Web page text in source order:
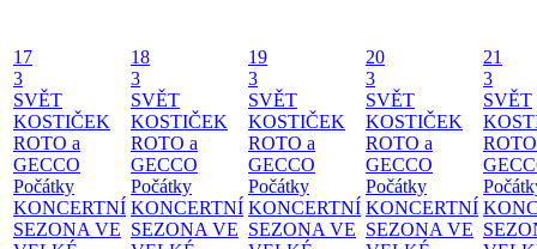
17
3
SVĚT
KOSTIČEK
ROTO a
GECCO
Počátky
KONCERTNÍ
SEZONA VE
18
3
SVĚT
KOSTIČEK
ROTO a
GECCO
Počátky
KONCERTNÍ
SEZONA VE
19
3
SVĚT
KOSTIČEK
ROTO a
GECCO
Počátky
KONCERTNÍ
SEZONA VE
20
3
SVĚT
KOSTIČEK
ROTO a
GECCO
Počátky
KONCERTNÍ
SEZONA VE
21
3
SVĚT